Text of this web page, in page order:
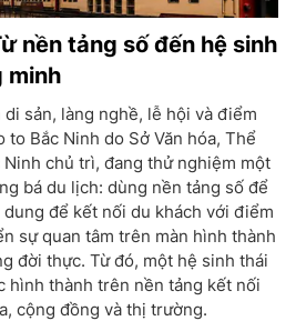
nền tảng số đến hệ sinh
minh
sản, làng nghề, lễ hội và điểm
to Bắc Ninh do Sở Văn hóa, Thể
chủ trì, đang thử nghiệm một
bá du lịch: dùng nền tảng số để
để kết nối du khách với điểm
sự quan tâm trên màn hình thành
đời thực. Từ đó, một hệ sinh thái
hình thành trên nền tảng kết nối
cộng đồng và thị trường.